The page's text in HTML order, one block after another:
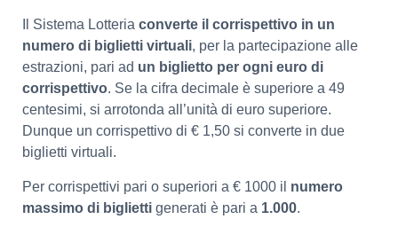
Il Sistema Lotteria converte il corrispettivo in un
numero di biglietti virtuali, per la partecipazione alle
estrazioni, pari ad un biglietto per ogni euro di
corrispettivo. Se la cifra decimale è superiore a 49
centesimi, si arrotonda all’unità di euro superiore.
Dunque un corrispettivo di € 1,50 si converte in due
biglietti virtuali.
Per corrispettivi pari o superiori a € 1000 il numero
massimo di biglietti generati è pari a 1.000.